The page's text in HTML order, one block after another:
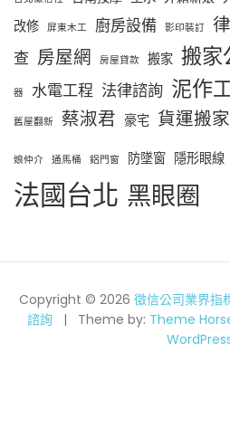
改修 屏東木工 廚房設備 影印裝訂
查 房屋網 房屋貸款 搬家 搬家
器 水電工程 法律諮詢 泥作
舊屋翻新 蔡淑君 豪宅 貨運搬家
娘仲介 通馬桶 鋁門窗 防墜窗 隱形眼線
法國台北 黑眼圈
Copyright © 2026 徵信公司業界指
諮詢
Theme by: Theme